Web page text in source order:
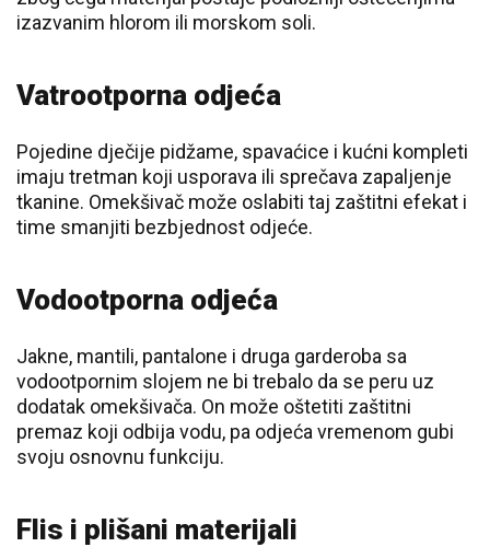
izazvanim hlorom ili morskom soli.
Vatrootporna odjeća
Pojedine dječije pidžame, spavaćice i kućni kompleti
imaju tretman koji usporava ili sprečava zapaljenje
tkanine. Omekšivač može oslabiti taj zaštitni efekat i
time smanjiti bezbjednost odjeće.
Vodootporna odjeća
Jakne, mantili, pantalone i druga garderoba sa
vodootpornim slojem ne bi trebalo da se peru uz
dodatak omekšivača. On može oštetiti zaštitni
premaz koji odbija vodu, pa odjeća vremenom gubi
svoju osnovnu funkciju.
Flis i plišani materijali